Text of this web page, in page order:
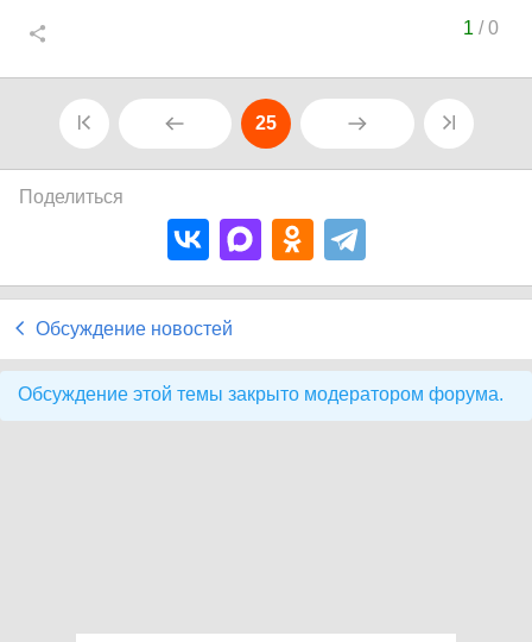
1 /0
25
Поделиться
Обсуждение новостей
Обсуждение этой темы закрыто модератором форума.